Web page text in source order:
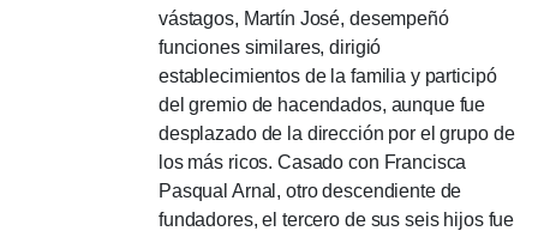
vástagos, Martín José, desempeñó
funciones similares, dirigió
establecimientos de la familia y participó
del gremio de hacendados, aunque fue
desplazado de la dirección por el grupo de
los más ricos.Casado con Francisca
Pasqual Arnal, otro descendiente de
fundadores, el tercero de sus seis hijos fue